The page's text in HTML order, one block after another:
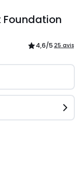
Foundation
4,6/5 25 avis